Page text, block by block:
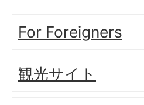
For Foreigners
観光サイト